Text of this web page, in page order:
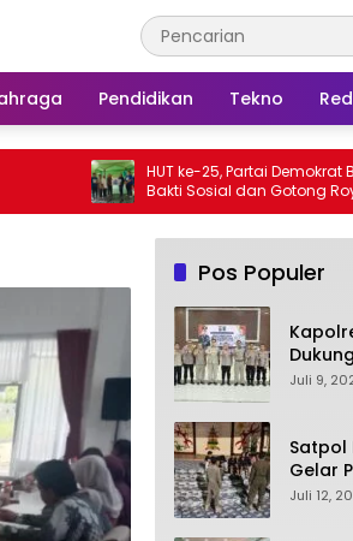
Pendidikan Tekno
HUT ke-25, Partai Demokrat Barsel Gelar
Bakti Sosial dan Gotong Royong di
Langgar Nurul Ashfiya
Pos Populer
Juli 9,
Satpol
Gelar
Tindak
Juli 12,